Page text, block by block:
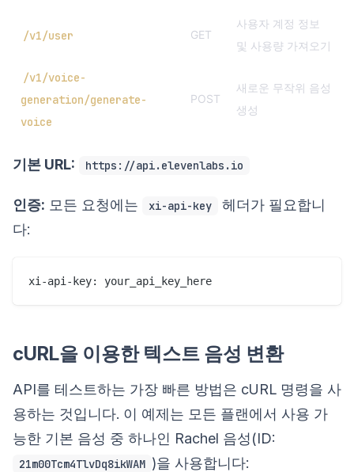
/v1/user GET
사용자 계정 정보
및 사용량 가져오기
/v1/voice-
generation/generate-
voice
POST
새로운 무작위 음성
생성
기본 URL: https://api.elevenlabs.io
인증: 모든 요청에는 xi-api-key
헤더가 필요합니
다:
cURL을 이용한 텍스트 음성 변환
API를 테스트하는 가장 빠른 방법은 cURL 명령을 사
용하는 것입니다. 이 예제는 모든 플랜에서 사용 가
능한 기본 음성 중 하나인 Rachel 음성(ID:
21m00Tcm4TlvDq8ikWAM )을 사용합니다: